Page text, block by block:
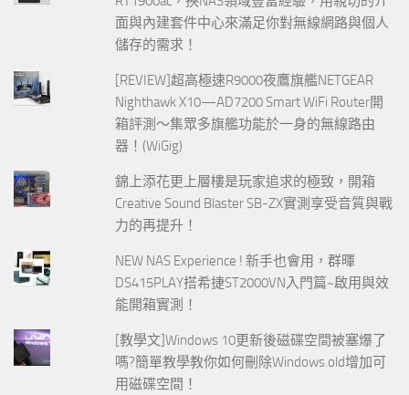
面與內建套件中心來滿足你對無線網路與個人
儲存的需求！
[REVIEW]超高極速R9000夜鷹旗艦NETGEAR
Nighthawk X10—AD7200 Smart WiFi Router開
箱評測～集眾多旗艦功能於一身的無線路由
器！(WiGig)
錦上添花更上層樓是玩家追求的極致，開箱
Creative Sound Blaster SB-ZX實測享受音質與戰
力的再提升！
NEW NAS Experience ! 新手也會用，群暉
DS415PLAY搭希捷ST2000VN入門篇~啟用與效
能開箱實測！
[教學文]Windows 10更新後磁碟空間被塞爆了
嗎?簡單教學教你如何刪除Windows.old增加可
用磁碟空間！